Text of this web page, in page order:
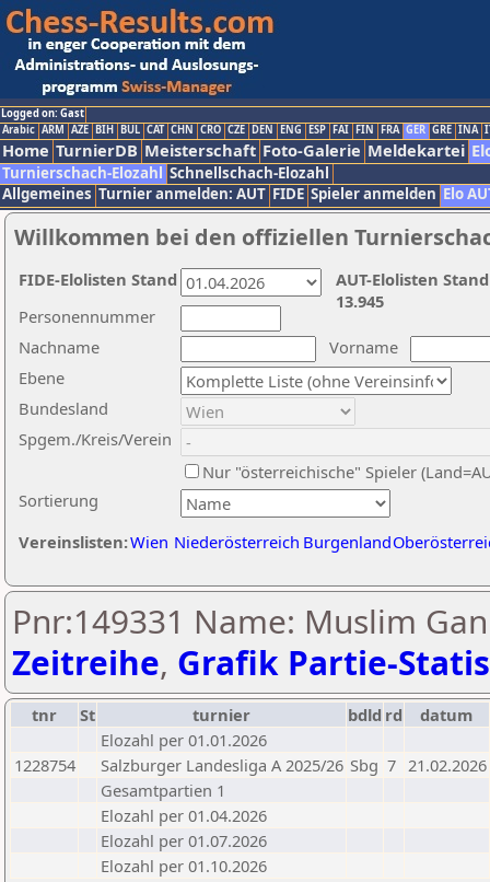
Logged on: Gast
Arabic ARM AZE BIH BUL CAT CHN CRO CZE DEN ENG ESP FAI FIN FRA GER GRE INA
Home TurnierDB Meisterschaft Foto-Galerie Meldekartei
Turnierschach-Elozahl Schnellschach-Elozahl
Allgemeines Turnier anmelden: AUT FIDE Spieler anmelden Elo
Willkommen bei den offiziellen
Nachname
Vorname
Ebene
Sortierung
Personennummer
Bundesland
Spgem./Kreis/Verein
Nur "österreichische" Spieler
Vereinslisten:Wien Niederösterreich Burgenland
AUT-Elolisten
13.945
FIDE-Elolisten Stand
Pnr:149331 Name: Muslim
Zeitreihe, Grafik Partie-
tnr St turnier bdld rd
datum
Elozahl per 01.01.2026
1228754
Salzburger Landesliga A 2025/26 Sbg 7 21.02.2026
Gesamtpartien 1
Elozahl per 01.04.2026
Elozahl per 01.07.2026
Elozahl per 01.10.2026